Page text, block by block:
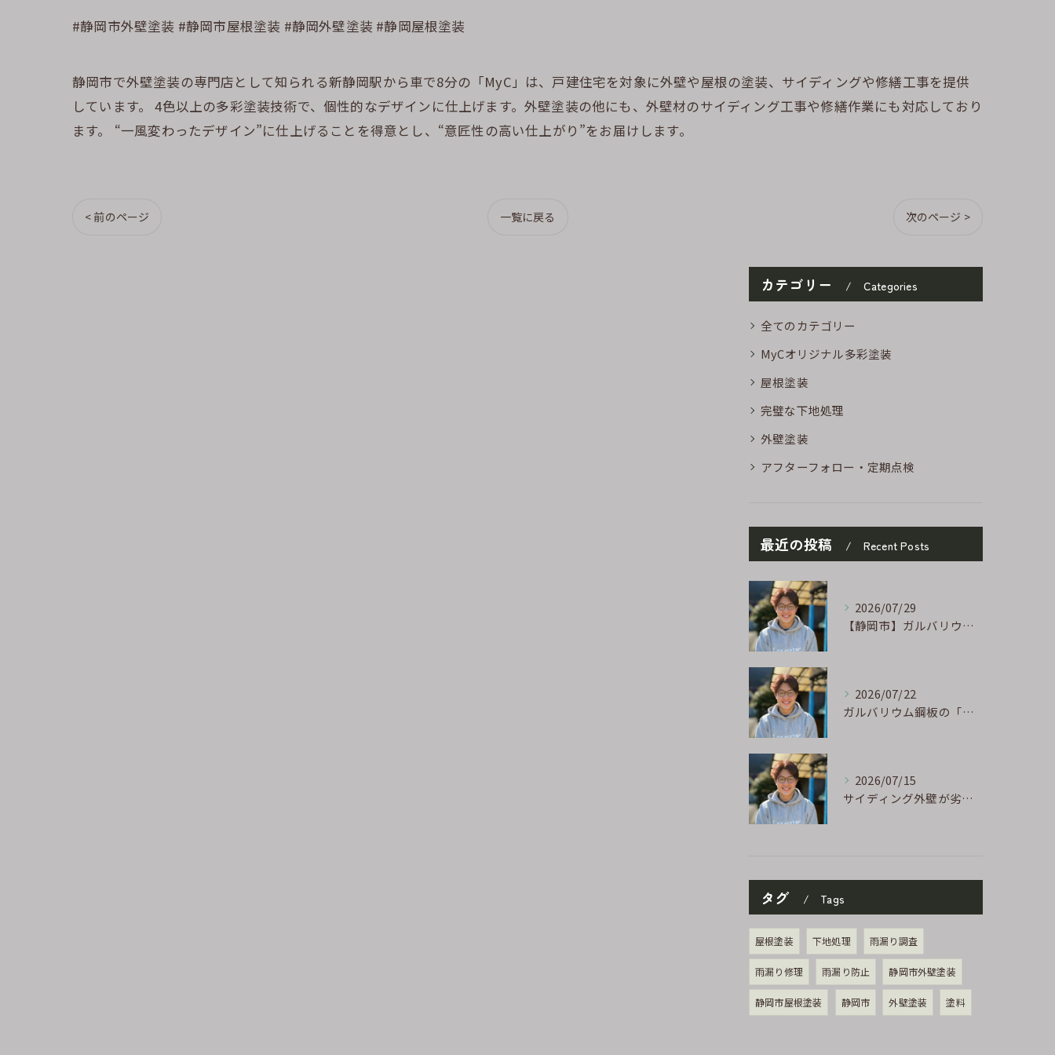
#静岡市外壁塗装 #静岡市屋根塗装 #静岡外壁塗装 #静岡屋根塗装
静岡市で外壁塗装の専門店として知られる新静岡駅から車で8分の「MyC」は、戸建住宅を対象に外壁や屋根の塗装、サイディングや修繕工事を提供
しています。 4色以上の多彩塗装技術で、個性的なデザインに仕上げます。外壁塗装の他にも、外壁材のサイディング工事や修繕作業にも対応しており
ます。 “一風変わったデザイン”に仕上げることを得意とし、“意匠性の高い仕上がり”をお届けします。
< 前のページ 一覧に戻る 次のページ >
カテゴリー Categories
全てのカテゴリー
MyCオリジナル多彩塗装
屋根塗装
完璧な下地処理
外壁塗装
アフターフォロー・定期点検
最近の投稿 Recent Posts
2026/07/29
【静岡市】ガルバリウム外壁のサビ補修｜タッチアップ塗装の手順を職人が解説
2026/07/22
ガルバリウム鋼板の「傷」と「チョーキング」、実は深くつながっています
2026/07/15
サイディング外壁が劣化するのはなぜ?よくある原因と塗り替えのサイン
タグ Tags
屋根塗装 下地処理 雨漏り調査
雨漏り修理 雨漏り防止 静岡市外壁塗装
静岡市屋根塗装 静岡市 外壁塗装 塗料